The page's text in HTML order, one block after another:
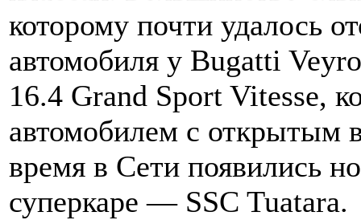
которому почти удалось
автомобиля у Bugatti
16.4 Grand Sport Vitesse,
автомобилем с открытым
время в Сети появились
суперкаре — SSC Tuatara.